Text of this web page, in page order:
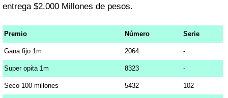
entrega $2.000 Millones de pesos.
Premio Número Serie
Gana fijo 1m 2064 -
Super opita 1m 8323 -
Seco 100 millones 5432 102